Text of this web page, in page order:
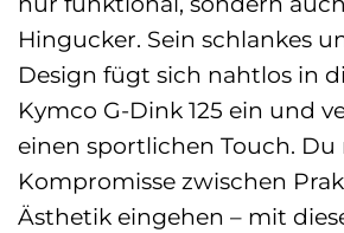
Hingucker. Sein schlankes
Design fügt sich nahtlos in
Kymco G-Dink 125 ein und
einen sportlichen Touch. Du
Kompromisse zwischen
Ästhetik eingehen – mit